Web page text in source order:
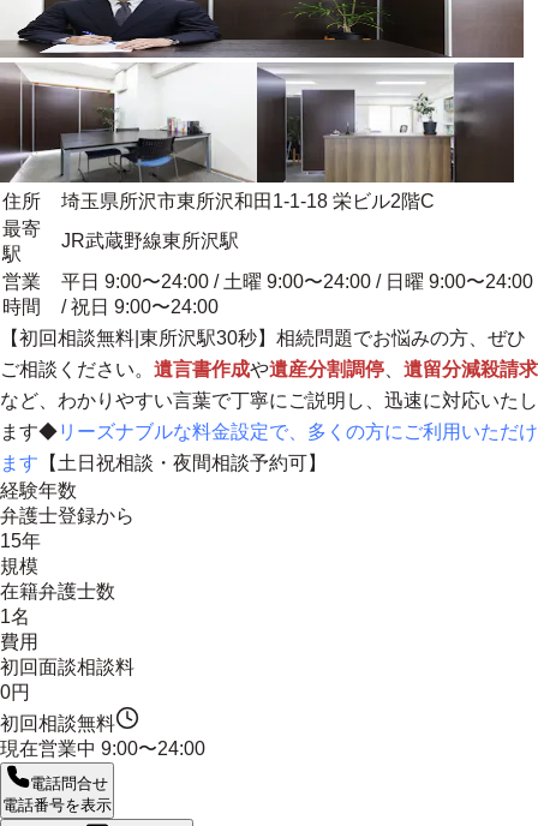
住所
埼玉県所沢市東所沢和田1-1-18 栄ビル2階C
最寄
駅
JR武蔵野線東所沢駅
営業
時間
平日 9:00〜24:00 / 土曜 9:00〜24:00 / 日曜 9:00〜24:00
/ 祝日 9:00〜24:00
【初回相談無料|東所沢駅30秒】相続問題でお悩みの方、ぜひ
ご相談ください。 遺言書作成や遺産分割調停
遺留分減殺請求
など、わかりやすい言葉で丁寧にご説明し、迅速に対応いたし
ます◆リーズナブルな料金設定で、多くの方にご利用いただけ
ます 【土日祝相談・夜間相談予約可】
経験年数
弁護士登録から
15年
規模
在籍弁護士数
1名
費用
初回面談相談料
0円
初回相談無料
現在営業中 9:00〜24:00
電話問合せ
電話番号を表示